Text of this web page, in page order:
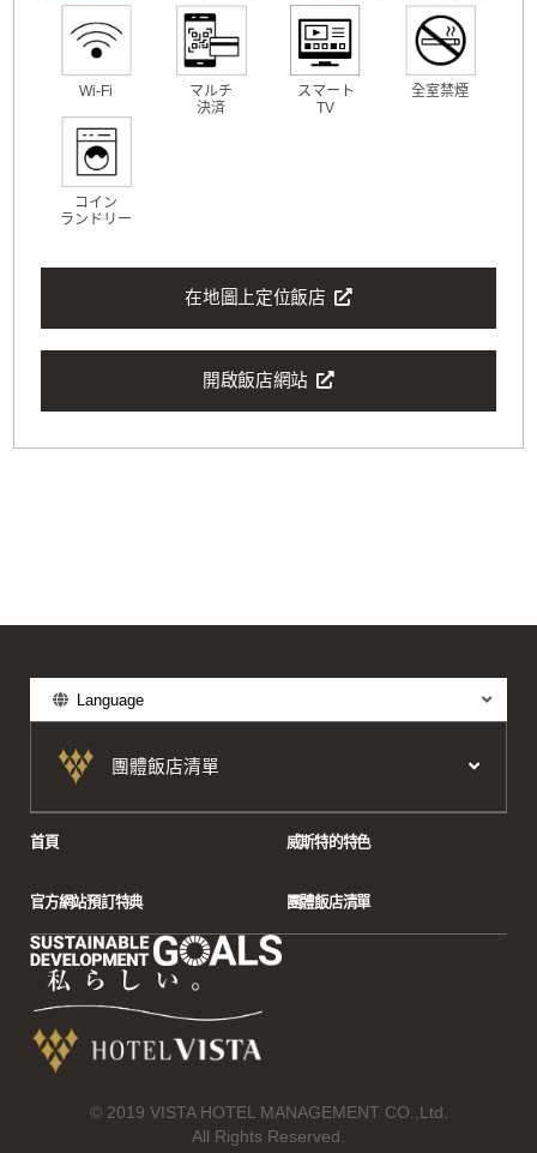
Wi-Fi
マルチ
決済
スマート
TV
全室禁煙
コイン
ランドリー
在地圖上定位飯店
開啟飯店網站
Language
團體飯店清單
首頁 威斯特的特色
官方網站預訂特典 團體飯店清單
© 2019 VISTA HOTEL MANAGEMENT CO.,Ltd.
All Rights Reserved.